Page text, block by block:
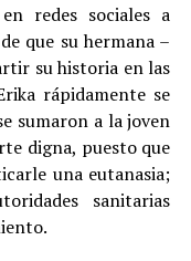
redes sociales a
que su hermana –
su historia en las
rápidamente se
sumaron a la joven
digna, puesto que
una eutanasia;
sanitarias